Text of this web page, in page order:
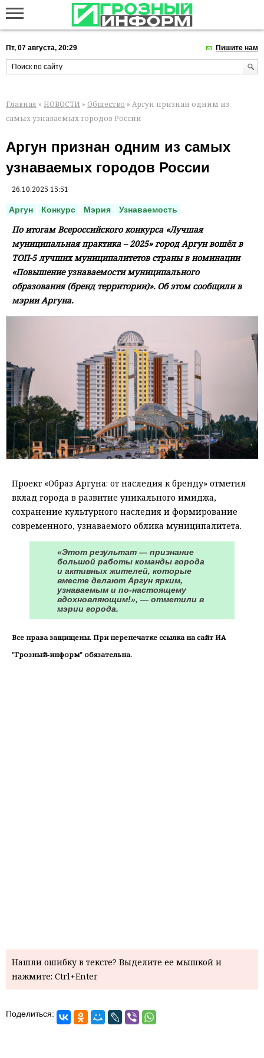
Пт, 07 августа, 20:29 Пишите нам
Главная » НОВОСТИ » Общество » Аргун признан одним из
самых узнаваемых городов России
Аргун признан одним из самых
узнаваемых городов России
26.10.2025 15:51
Аргун Конкурс Мэрия Узнаваемость
По итогам Всероссийского конкурса «Лучшая
муниципальная практика – 2025» город Аргун вошёл в
ТОП-5 лучших муниципалитетов страны в номинации
«Повышение узнаваемости муниципального
образования (бренд территории)». Об этом сообщили в
мэрии Аргуна.
Проект «Образ Аргуна: от наследия к бренду» отметил
вклад города в развитие уникального имиджа,
сохранение культурного наследия и формирование
современного, узнаваемого облика муниципалитета.
«Этот результат — признание
большой работы команды города
и активных жителей, которые
вместе делают Аргун ярким,
узнаваемым и по-настоящему
вдохновляющим!», — отметили в
мэрии города.
Все права защищены. При перепечатке ссылка на сайт ИА
"Грозный-информ" обязательна.
Нашли ошибку в тексте? Выделите ее мышкой и
нажмите: Ctrl+Enter
Поделиться: